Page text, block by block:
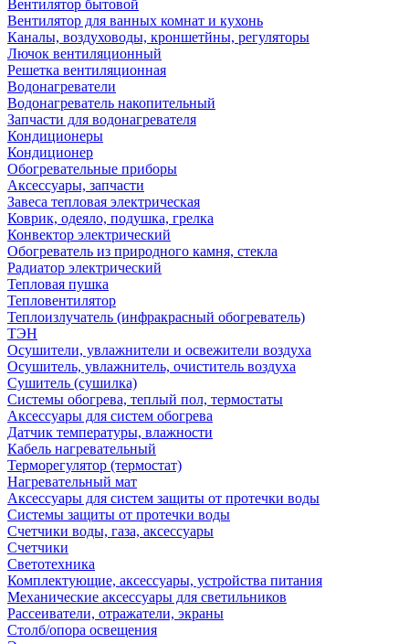
Вентилятор бытовой
Вентилятор для ванных комнат и кухонь
Каналы, воздуховоды, кроншетйны, регуляторы
Лючок вентиляционный
Решетка вентиляционная
Водонагреватели
Водонагреватель накопительный
Запчасти для водонагревателя
Кондиционеры
Кондиционер
Обогревательные приборы
Аксессуары, запчасти
Завеса тепловая электрическая
Коврик, одеяло, подушка, грелка
Конвектор электрический
Обогреватель из природного камня, стекла
Радиатор электрический
Тепловая пушка
Тепловентилятор
Теплоизлучатель (инфракрасный обогреватель)
ТЭН
Осушители, увлажнители и освежители воздуха
Осушитель, увлажнитель, очиститель воздуха
Сушитель (сушилка)
Системы обогрева, теплый пол, термостаты
Аксессуары для систем обогрева
Датчик температуры, влажности
Кабель нагревательный
Терморегулятор (термостат)
Нагревательный мат
Аксессуары для систем защиты от протечки воды
Системы защиты от протечки воды
Счетчики воды, газа, аксессуары
Счетчики
Светотехника
Комплектующие, аксессуары, устройства питания
Механические аксессуары для светильников
Рассеиватели, отражатели, экраны
Столб/опора освещения